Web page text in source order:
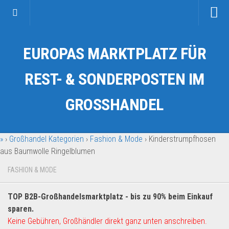
Kategorien
Auto & Motorrad
Fahrzeuge & Transport
Garten & Werkzeug
Geschäft, Büro & Schreibwaren
Geschenkartikel
Handy und Smartphone
Kosmetik & Pflege
EUROPAS MARKTPLATZ FÜR
REST- & SONDERPOSTEN IM
GROSSHANDEL
» › Großhandel Kategorien › Fashion & Mode › Kinderstrumpfhosen
aus Baumwolle Ringelblumen
FASHION & MODE
TOP B2B-Großhandelsmarktplatz - bis zu 90% beim Einkauf
sparen.
Keine Gebühren, Großhändler direkt ganz unten anschreiben.